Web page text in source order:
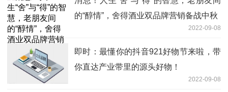
的“醇情”，舍得酒业双品牌营销备战中秋
2022-09-08
即时：最懂你的抖音921好物节来啦，带
你直达产业带里的源头好物！
2022-09-08